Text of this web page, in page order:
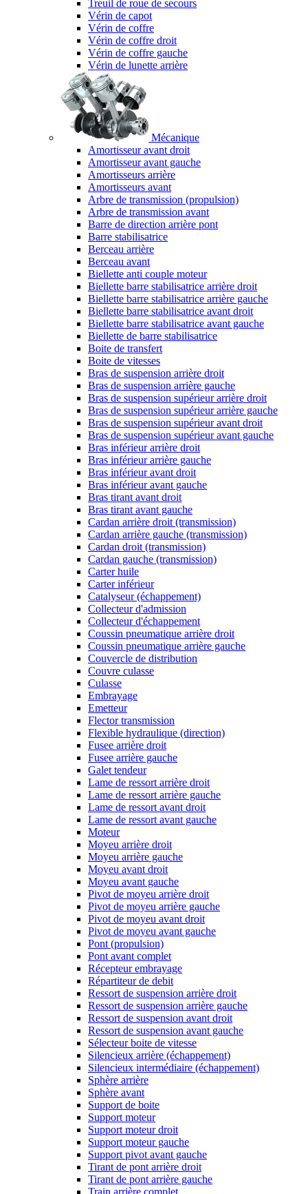
Treuil de roue de secours
Vérin de capot
Vérin de coffre
Vérin de coffre droit
Vérin de coffre gauche
Vérin de lunette arrière
Mécanique
Amortisseur avant droit
Amortisseur avant gauche
Amortisseurs arrière
Amortisseurs avant
Arbre de transmission (propulsion)
Arbre de transmission avant
Barre de direction arrière pont
Barre stabilisatrice
Berceau arrière
Berceau avant
Biellette anti couple moteur
Biellette barre stabilisatrice arrière droit
Biellette barre stabilisatrice arrière gauche
Biellette barre stabilisatrice avant droit
Biellette barre stabilisatrice avant gauche
Biellette de barre stabilisatrice
Boite de transfert
Boite de vitesses
Bras de suspension arrière droit
Bras de suspension arrière gauche
Bras de suspension supérieur arrière droit
Bras de suspension supérieur arrière gauche
Bras de suspension supérieur avant droit
Bras de suspension supérieur avant gauche
Bras inférieur arrière droit
Bras inférieur arrière gauche
Bras inférieur avant droit
Bras inférieur avant gauche
Bras tirant avant droit
Bras tirant avant gauche
Cardan arrière droit (transmission)
Cardan arrière gauche (transmission)
Cardan droit (transmission)
Cardan gauche (transmission)
Carter huile
Carter inférieur
Catalyseur (échappement)
Collecteur d'admission
Collecteur d'échappement
Coussin pneumatique arrière droit
Coussin pneumatique arrière gauche
Couvercle de distribution
Couvre culasse
Culasse
Embrayage
Emetteur
Flector transmission
Flexible hydraulique (direction)
Fusee arrière droit
Fusee arrière gauche
Galet tendeur
Lame de ressort arrière droit
Lame de ressort arrière gauche
Lame de ressort avant droit
Lame de ressort avant gauche
Moteur
Moyeu arrière droit
Moyeu arrière gauche
Moyeu avant droit
Moyeu avant gauche
Pivot de moyeu arrière droit
Pivot de moyeu arrière gauche
Pivot de moyeu avant droit
Pivot de moyeu avant gauche
Pont (propulsion)
Pont avant complet
Récepteur embrayage
Répartiteur de debit
Ressort de suspension arrière droit
Ressort de suspension arrière gauche
Ressort de suspension avant droit
Ressort de suspension avant gauche
Sélecteur boite de vitesse
Silencieux arrière (échappement)
Silencieux intermédiaire (échappement)
Sphère arrière
Sphère avant
Support de boite
Support moteur
Support moteur droit
Support moteur gauche
Support pivot avant gauche
Tirant de pont arrière droit
Tirant de pont arrière gauche
Train arrière complet